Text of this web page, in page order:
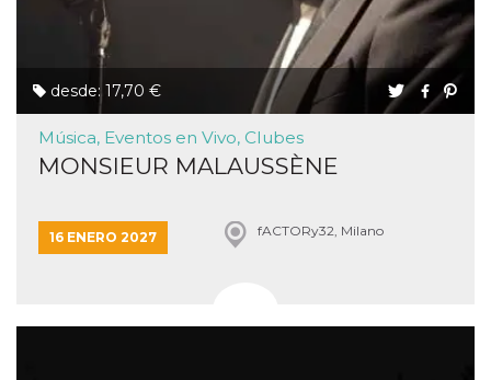
desde: 17,70 €
Música, Eventos en Vivo, Clubes
MONSIEUR MALAUSSÈNE
16 ENERO 2027 fACTORy32, Milano